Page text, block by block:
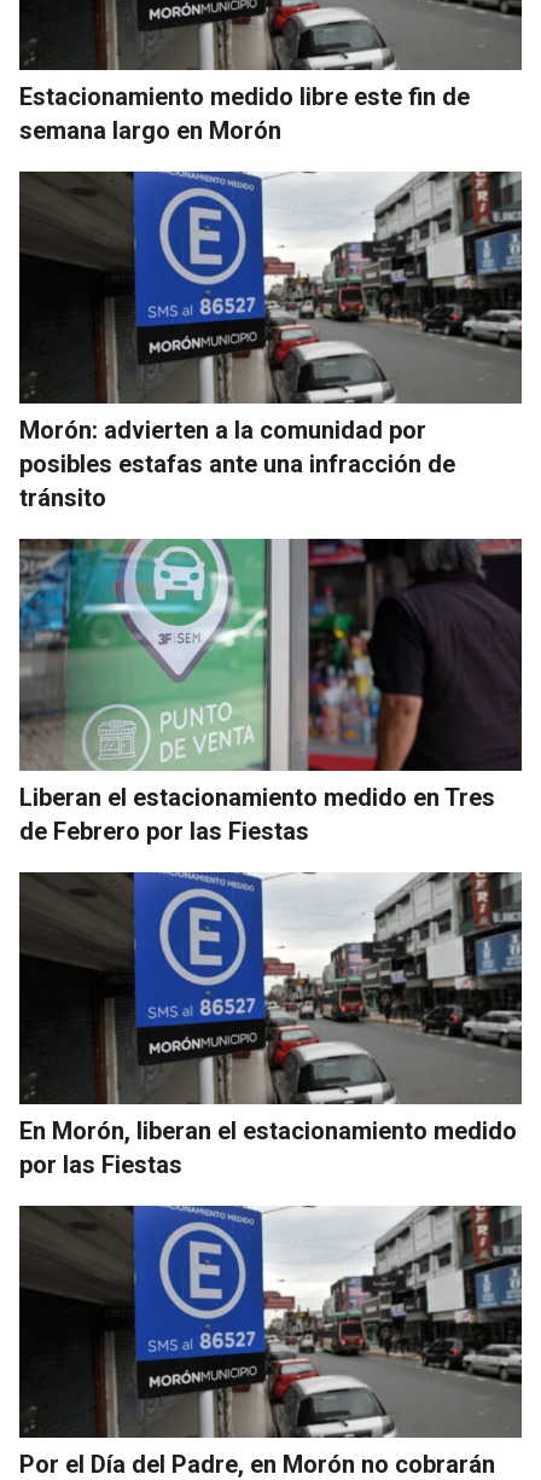
Estacionamiento medido libre este fin de
semana largo en Morón
Morón: advierten a la comunidad por
posibles estafas ante una infracción de
tránsito
Liberan el estacionamiento medido en Tres
de Febrero por las Fiestas
En Morón, liberan el estacionamiento medido
por las Fiestas
Por el Día del Padre, en Morón no cobrarán